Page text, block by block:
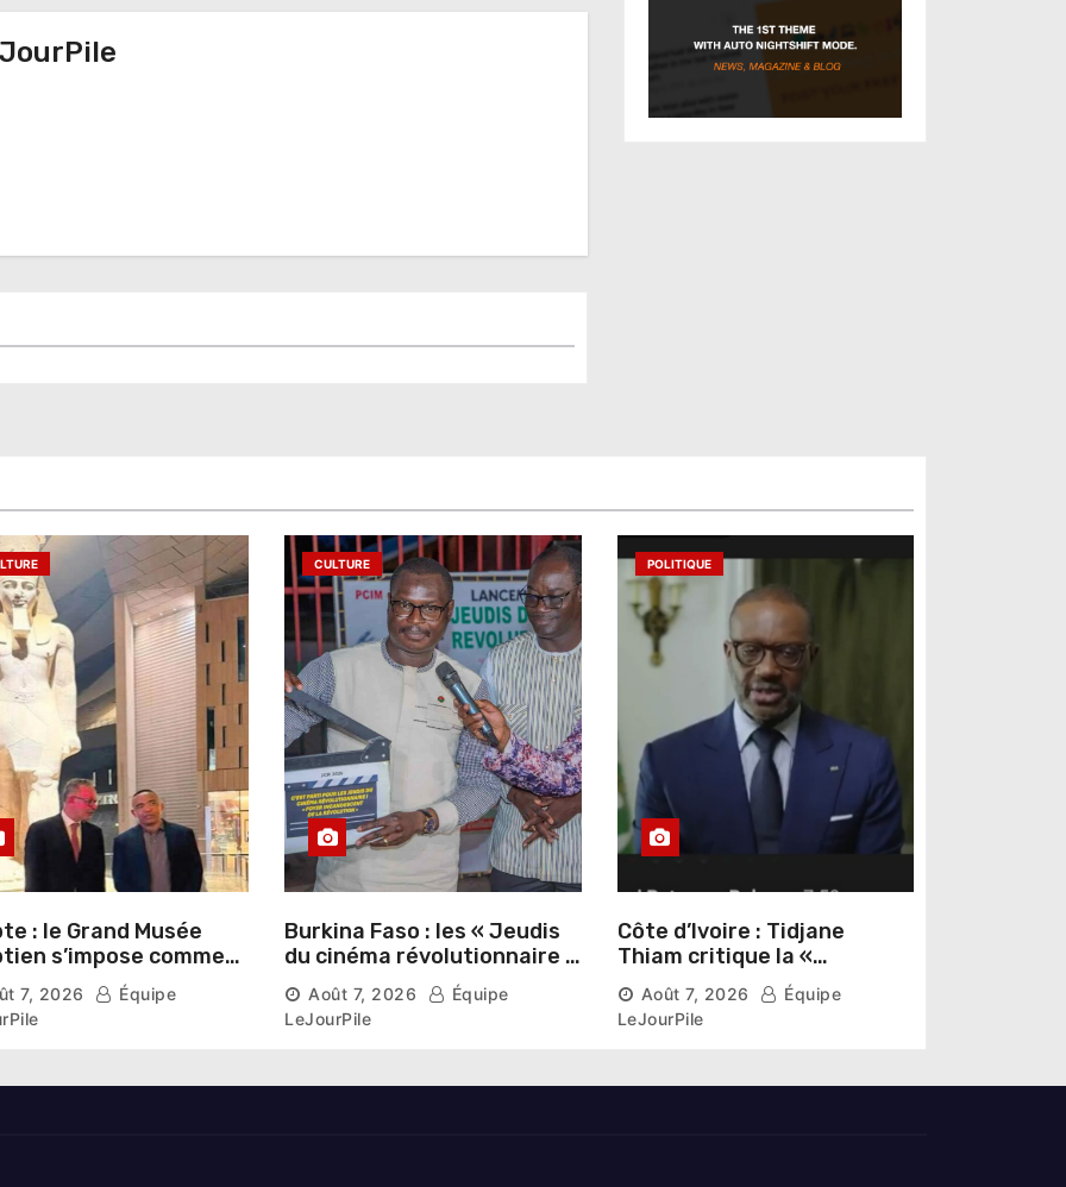
: le Grand Musée
s’impose comme
du patrimoine
auprès des
étrangers
7, 2026
Équipe
CULTURE
Burkina Faso : les « Jeudis
du cinéma révolutionnaire »
lancés au Mémorial Thomas
Sankara
Août 7, 2026
Équipe
LeJourPile
POLITIQUE
Côte d’Ivoire : Tidjane
Thiam critique la «
judiciarisation » de la
politique et appelle à
poursuivre l’apaisement
Août 7, 2026
Équipe
LeJourPile